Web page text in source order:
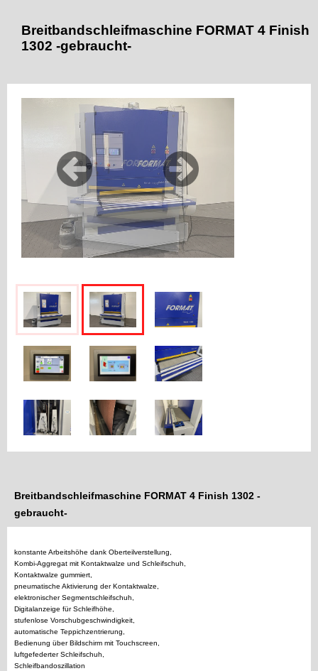
Breitbandschleifmaschine FORMAT 4 Finish
1302 -gebraucht-
Breitbandschleifmaschine FORMAT 4 Finish 1302 -
gebraucht-
konstante Arbeitshöhe dank Oberteilverstellung,
Kombi-Aggregat mit Kontaktwalze und Schleifschuh,
Kontaktwalze gummiert,
pneumatische Aktivierung der Kontaktwalze,
elektronischer Segmentschleifschuh,
Digitalanzeige für Schleifhöhe,
stufenlose Vorschubgeschwindigkeit,
automatische Teppichzentrierung,
Bedienung über Bildschirm mit Touchscreen,
luftgefederter Schleifschuh,
Schleifbandoszillation